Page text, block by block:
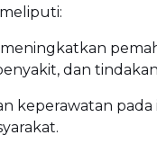
dan
keperawatan